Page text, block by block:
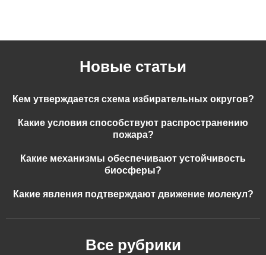
Новые статьи
Кем утверждается схема избирательных округов?
Какие условия способствуют распространению
пожара?
Какие механизмы обеспечивают устойчивость
биосферы?
Какие явления подтверждают движение молекул?
Все рубрики